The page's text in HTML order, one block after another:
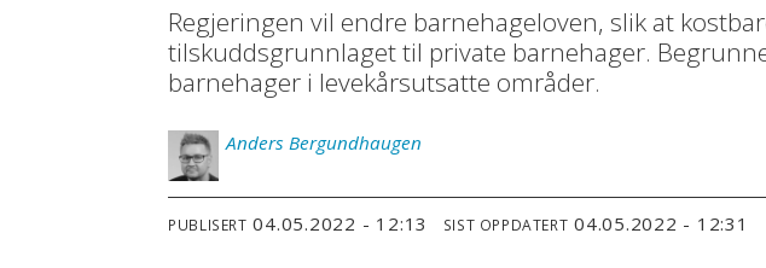
Regjeringen vil endre barnehageloven, slik at
tilskuddsgrunnlaget til private barnehager.
barnehager i levekårsutsatte områder.
Anders Bergundhaugen
PUBLISERT 04.05.2022 - 12:13 SIST OPPDATERT 04.05.2022 - 12:31